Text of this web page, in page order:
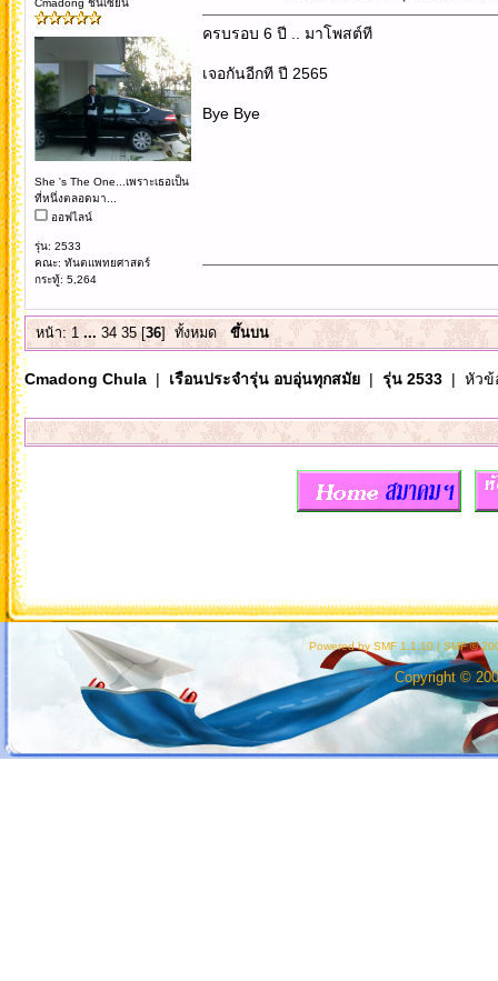
She 's The One...เพราะเธอเป็น
ที่หนึ่งตลอดมา...
ออฟไลน์
รุ่น: 2533
คณะ: ทันตแพทยศาสตร์
กระทู้: 5,264
ครบรอบ 6 ปี .. มาโพสต์ที
เจอกันอีกที ปี 2565
Bye Bye
หน้า:1 ... 34 35[36] ทั้งหมด ขึ้นบน
Cmadong Chula| เรือนประจำรุ่น อบอุ่นทุกสมัย| รุ่น 2533| หัวข้
Powered by SMF 1.1.10 | SMF ©
Copyright ©